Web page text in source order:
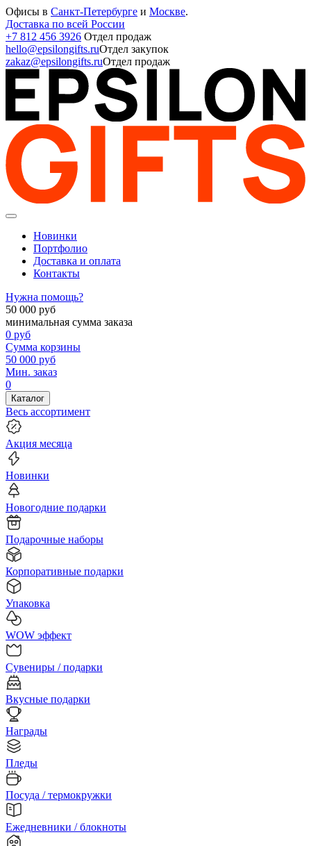
Офисы в Санкт-Петербурге и Москве.
Доставка по всей России
+7 812 456 3926 Отдел продаж
hello@epsilongifts.ruОтдел закупок
zakaz@epsilongifts.ruОтдел продаж
Новинки
Портфолио
Доставка и оплата
Контакты
Нужна помощь?
50 000 руб
минимальная сумма заказа
0 руб
Сумма корзины
50 000 руб
Мин. заказ
0
Каталог
Весь ассортимент
Акция месяца
Новинки
Новогодние подарки
Подарочные наборы
Корпоративные подарки
Упаковка
WOW эффект
Сувениры / подарки
Вкусные подарки
Награды
Пледы
Посуда / термокружки
Ежедневники / блокноты